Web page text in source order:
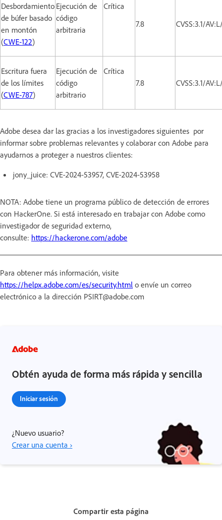
Desbordamiento
de búfer basado
en montón
(CWE-122)
Ejecución de
código
arbitraria
Crítica
7.8
CVSS:3.1/
Escritura fuera
de los límites
(CWE-787)
Ejecución de
código
arbitrario
Crítica
7.8
CVSS:3.1/
Adobe desea dar las gracias a los investigadores siguientes por
informar sobre problemas relevantes y colaborar con Adobe para
ayudarnos a proteger a nuestros clientes:
jony_juice: CVE-2024-53957, CVE-2024-53958
NOTA: Adobe tiene un programa público de detección de errores
con HackerOne. Si está interesado en trabajar con Adobe como
investigador de seguridad externo,
consulte: https://hackerone.com/adobe
Para obtener más información, visite
https://helpx.adobe.com/es/security.html o envíe un correo
electrónico a la dirección PSIRT@adobe.com
Obtén ayuda de forma más rápida y sencilla
Iniciar sesión
¿Nuevo usuario?
Crear una cuenta ›
Compartir esta página